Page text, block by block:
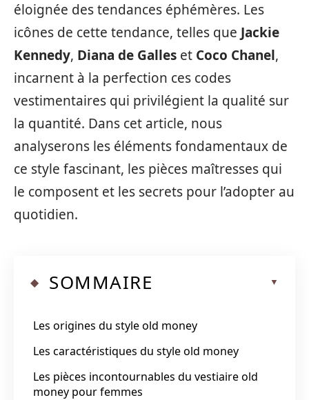
éloignée des tendances éphémères. Les
icônes de cette tendance, telles que Jackie
Kennedy, Diana de Galles et Coco Chanel,
incarnent à la perfection ces codes
vestimentaires qui privilégient la qualité sur
la quantité. Dans cet article, nous
analyserons les éléments fondamentaux de
ce style fascinant, les pièces maîtresses qui
le composent et les secrets pour l’adopter au
quotidien.
SOMMAIRE
Les origines du style old money
Les caractéristiques du style old money
Les pièces incontournables du vestiaire old
money pour femmes